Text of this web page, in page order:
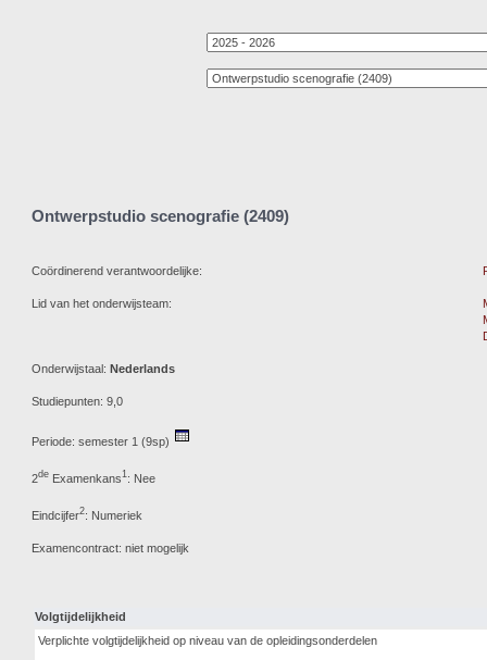
Ontwerpstudio scenografie (2409)
Coördinerend verantwoordelijke:
Lid van het onderwijsteam:
Onderwijstaal: Nederlands
Studiepunten: 9,0
Periode: semester 1 (9sp)
2de Examenkans1: Nee
Eindcijfer2: Numeriek
Examencontract: niet mogelijk
Volgtijdelijkheid
Verplichte volgtijdelijkheid op niveau van de opleidingsonderdelen